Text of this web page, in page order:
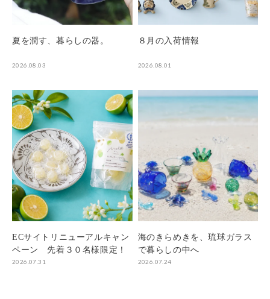
夏を潤す、暮らしの器。
2026.08.03
８月の入荷情報
2026.08.01
ECサイトリニューアルキャン
ペーン 先着３０名様限定！
2026.07.31
海のきらめきを、琉球ガラス
で暮らしの中へ
2026.07.24